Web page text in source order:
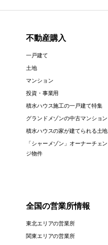
不動産購入
一戸建て
土地
マンション
投資・事業用
積水ハウス施工の一戸建て特集
グランドメゾンの中古マンション
積水ハウスの家が建てられる土地
「シャーメゾン」オーナーチェン
ジ物件
全国の営業所情報
東北エリアの営業所
関東エリアの営業所